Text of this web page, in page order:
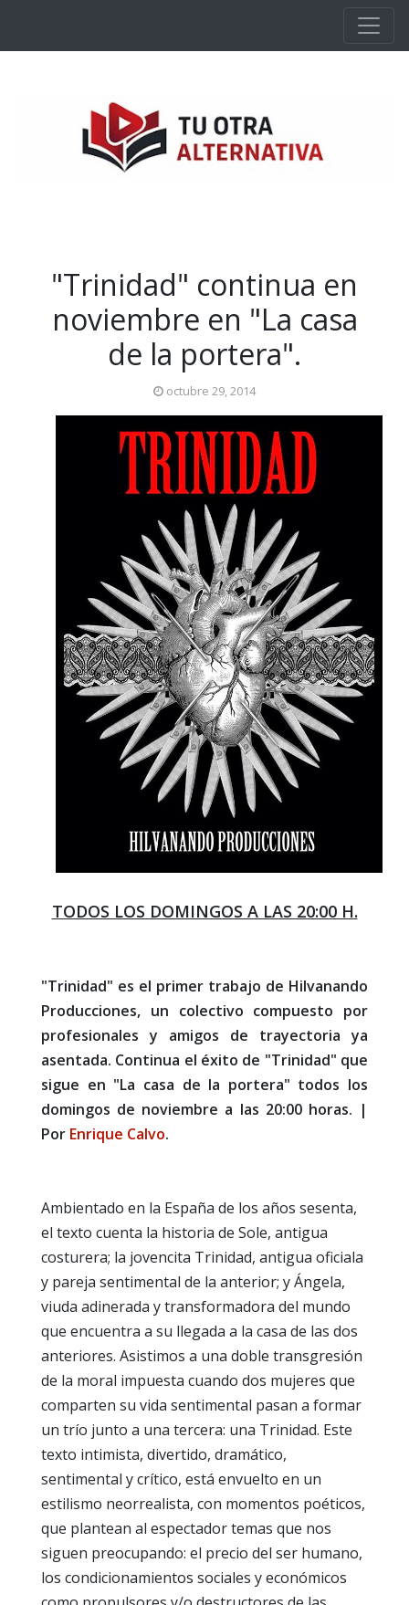
"Trinidad" continua en
noviembre en "La casa
de la portera".
octubre 29, 2014
TODOS LOS DOMINGOS A LAS 20:00 H.
"Trinidad" es el primer trabajo de Hilvanando
Producciones, un colectivo compuesto por
profesionales y amigos de trayectoria ya
asentada. Continua el éxito de "Trinidad" que
sigue en "La casa de la portera" todos los
domingos de noviembre a las 20:00 horas. |
Por Enrique Calvo.
Ambientado en la España de los años sesenta,
el texto cuenta la historia de Sole, antigua
costurera; la jovencita Trinidad, antigua oficiala
y pareja sentimental de la anterior; y Ángela,
viuda adinerada y transformadora del mundo
que encuentra a su llegada a la casa de las dos
anteriores. Asistimos a una doble transgresión
de la moral impuesta cuando dos mujeres que
comparten su vida sentimental pasan a formar
un trío junto a una tercera: una Trinidad. Este
texto intimista, divertido, dramático,
sentimental y crítico, está envuelto en un
estilismo neorrealista, con momentos poéticos,
que plantean al espectador temas que nos
siguen preocupando: el precio del ser humano,
los condicionamientos sociales y económicos